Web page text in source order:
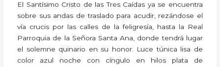
El Santísimo Cristo de las Tres Caídas ya se encuentra
sobre sus andas de traslado para acudir, rezándose el
vía crucis por las calles de la feligresía, hasta la Real
Parroquia de la Señora Santa Ana, donde tendrá lugar
el solemne quinario en su honor. Luce túnica lisa de
color azul noche con cíngulo en hilos plata de